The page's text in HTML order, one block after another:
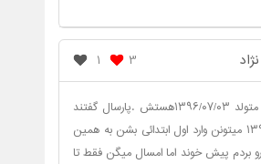
3
1
سلام دخترم متولد ۱۳۹۶/۰۷/۰۳هستش .پارسال گفتند
تا ۳۰ مهر ۱۳۹۶ میتونن وارد اول ابتدائی بشن به همین
بردم پیش خوند اما امسال میگن فقط تا